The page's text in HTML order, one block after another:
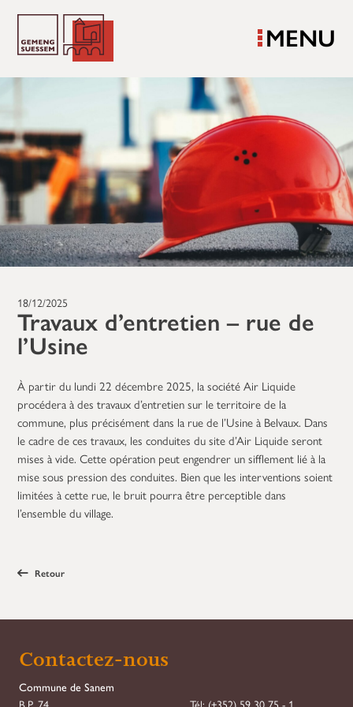
MENU
18/12/2025
Travaux d’entretien – rue de
l’Usine
À partir du lundi 22 décembre 2025, la société Air Liquide
procédera à des travaux d’entretien sur le territoire de la
commune, plus précisément dans la rue de l’Usine à Belvaux. Dans
le cadre de ces travaux, les conduites du site d’Air Liquide seront
mises à vide. Cette opération peut engendrer un sifflement lié à la
mise sous pression des conduites. Bien que les interventions soient
limitées à cette rue, le bruit pourra être perceptible dans
l’ensemble du village.
Retour
Contactez-nous
Commune de Sanem
B.P. 74
Tél: (+352) 59 30 75 - 1